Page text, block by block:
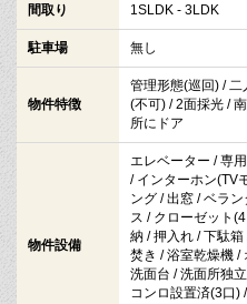
間取り 1SLDK - 3LDK
駐車場 無し
物件特徴
管理形態(巡回) / 二
(不可) / 2面採光 /
所にドア
物件設備
エレベーター / 専
/ インターホン(TV
ング / 出窓 / ベラ
ス / クローゼット
納 / 押入れ / 下駄
焚き / 浴室乾燥機 /
洗面台 / 洗面所独
コンロ設置済(3口)